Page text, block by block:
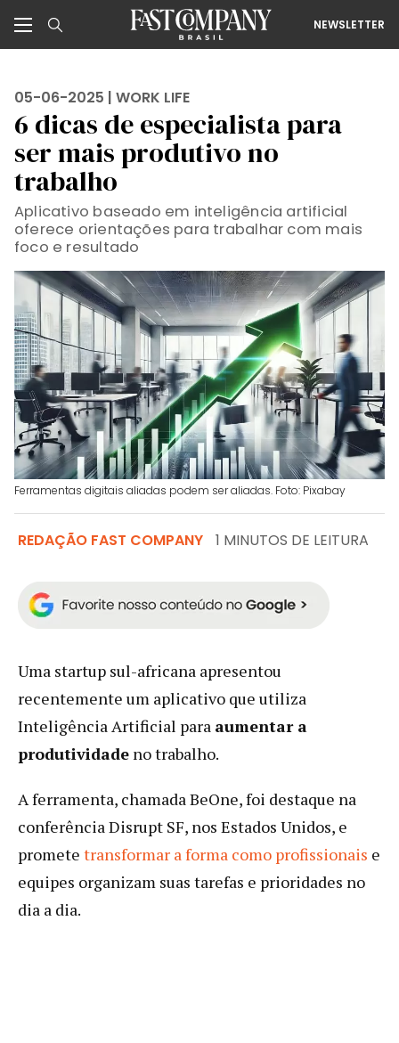
NEWSLETTER
05-06-2025 | WORK LIFE
6 dicas de especialista para
ser mais produtivo no
trabalho
Aplicativo baseado em inteligência artificial
oferece orientações para trabalhar com mais
foco e resultado
Ferramentas digitais aliadas podem ser aliadas. Foto: Pixabay
REDAÇÃO FAST COMPANY 1 MINUTOS DE LEITURA
Uma startup sul-africana apresentou
recentemente um aplicativo que utiliza
Inteligência Artificial para aumentar a
produtividade no trabalho.
A ferramenta, chamada BeOne, foi destaque na
conferência Disrupt SF, nos Estados Unidos, e
promete transformar a forma como profissionais e
equipes organizam suas tarefas e prioridades no
dia a dia.